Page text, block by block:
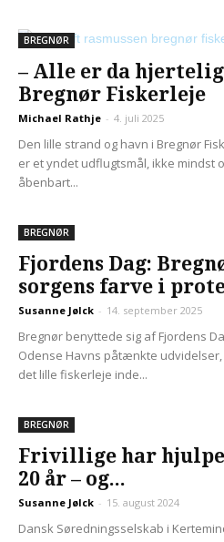
BREGNØR
– Alle er da
Bregnør Fiskerleje
Michael Rathje - 4. juli 2025
Den lille strand og havn i Bregnør
er et yndet udflugtsmål, ikke mindst
åbenbart...
BREGNØR
Fjordens Dag:
sorgens farve i
Susanne Jølck - 14. september 2025
Bregnør benyttede sig af Fjordens
Odense Havns påtænkte
det lille fiskerleje inde...
BREGNØR
Frivillige har
20 år – og...
Susanne Jølck - 15. august 2024
Dansk Søredningsselskab i